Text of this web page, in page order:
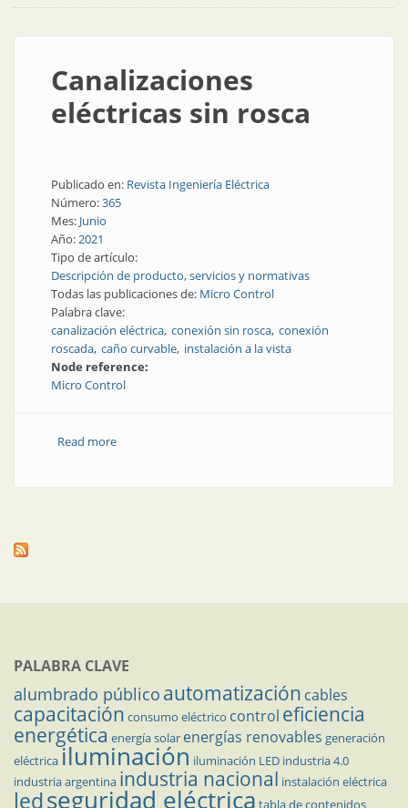
Canalizaciones
eléctricas sin rosca
Publicado en: Revista Ingeniería Eléctrica
Número:365
Mes: Junio
Año:2021
Tipo de artículo:
Descripción de producto, servicios y normativas
Todas las publicaciones de: Micro Control
Palabra clave:
canalización eléctrica conexión sin rosca conexión
roscada caño curvable instalación a la vista
Node reference:
Micro Control
Read moreabout Canalizaciones eléctricas sin rosca
PALABRA CLAVE
alumbrado público automatización cables
capacitación consumo eléctrico control eficiencia
energética energía solar energías renovables generación
eléctricailuminación iluminación LED industria 4.0
industria argentina industria nacional instalación eléctrica
ledseguridad eléctrica tabla de contenidos